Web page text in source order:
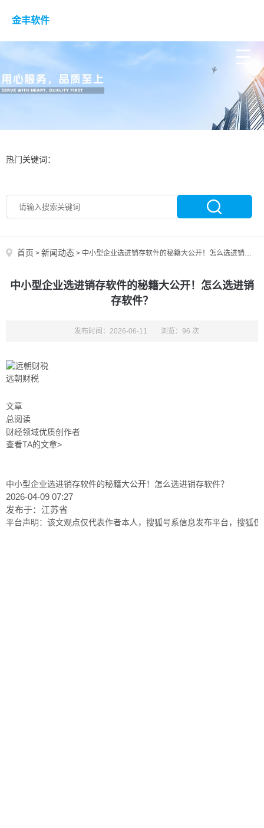
金丰软件
热门关键词：
首页 > 新闻动态 > 中小型企业选进销存软件的秘籍大公开！怎么选进销存软件？
中小型企业选进销存软件的秘籍大公开！怎么选进销
存软件？
发布时间：2026-06-11 浏览：96 次
远朝财税
文章
总阅读
财经领域优质创作者
查看TA的文章>
中小型企业选进销存软件的秘籍大公开！怎么选进销存软件？
2026-04-09 07:27
发布于： 江苏省
平台声明：该文观点仅代表作者本人，搜狐号系信息发布平台，搜狐